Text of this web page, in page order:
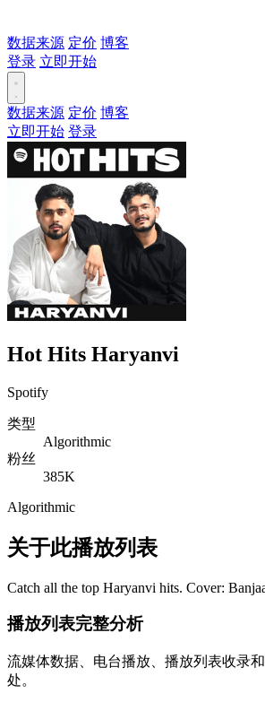
数据来源 定价 博客
登录 立即开始
数据来源 定价 博客
立即开始 登录
Hot Hits Haryanvi
Spotify
类型
Algorithmic
粉丝
385K
Algorithmic
关于此播放列表
Catch all the top Haryanvi hits. Cover:
播放列表完整分析
流媒体数据、电台播放、播放列表收录
处。